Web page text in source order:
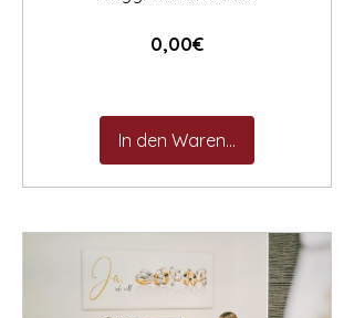
0,00€Preis
In den Warenkorb